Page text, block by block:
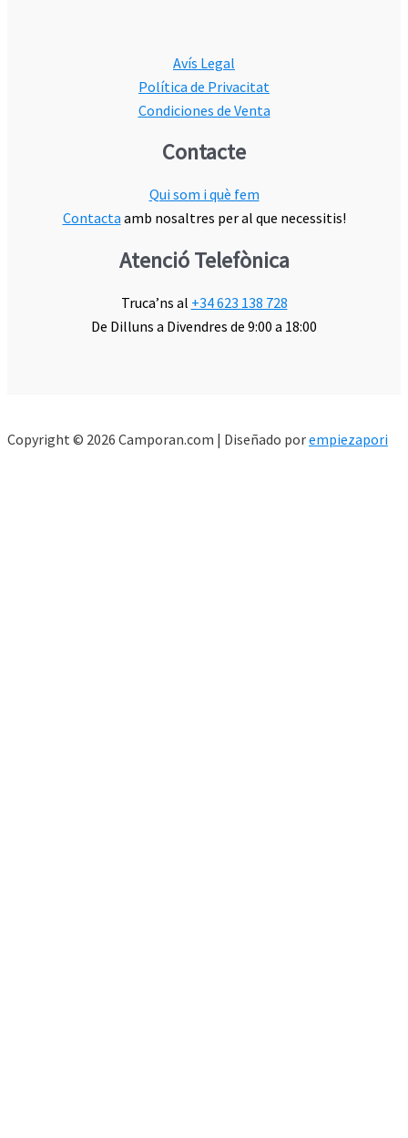
Avís Legal
Política de Privacitat
Condiciones de Venta
Contacte
Qui som i què fem
Contacta amb nosaltres per al que necessitis!
Atenció Telefònica
Truca’ns al +34 623 138 728
De Dilluns a Divendres de 9:00 a 18:00
Copyright © 2026 Camporan.com | Diseñado porempiezapori